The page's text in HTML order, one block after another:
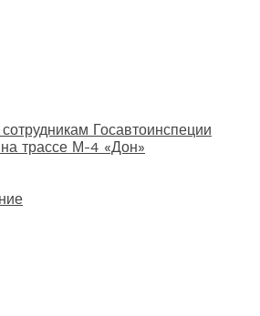
Госавтоинспеции
трассе М-4 «Дон»